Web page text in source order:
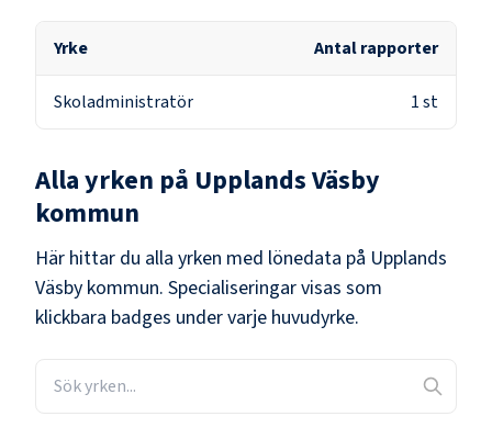
Yrke Antal rapporter
Skoladministratör 1st
Alla yrken på Upplands Väsby
kommun
Här hittar du alla yrken med lönedata på Upplands
Väsby kommun. Specialiseringar visas som
klickbara badges under varje huvudyrke.